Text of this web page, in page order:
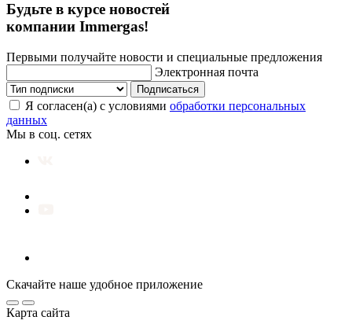
Будьте в курсе новостей
компании Immergas!
Первыми получайте новости и специальные предложения
Электронная почта
Подписаться
Я согласен(а) с условиями обработки персональных
данных
Мы в соц. сетях
Скачайте наше удобное приложение
Карта сайта